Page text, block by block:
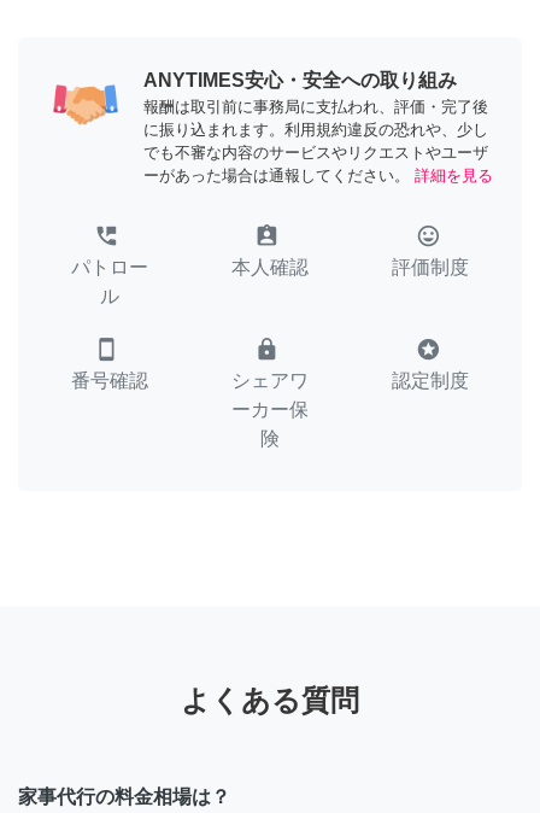
ANYTIMES安心・安全への取り組み
報酬は取引前に事務局に支払われ、評価・完了後
に振り込まれます。利用規約違反の恐れや、少し
でも不審な内容のサービスやリクエストやユーザ
ーがあった場合は通報してください。
詳細を見る
perm_phone_msg
パトロー
ル
assignment_ind
本人確認
tag_faces
評価制度
smartphone
番号確認
lock
シェアワ
ーカー保
険
stars
認定制度
よくある質問
家事代行の料金相場は？